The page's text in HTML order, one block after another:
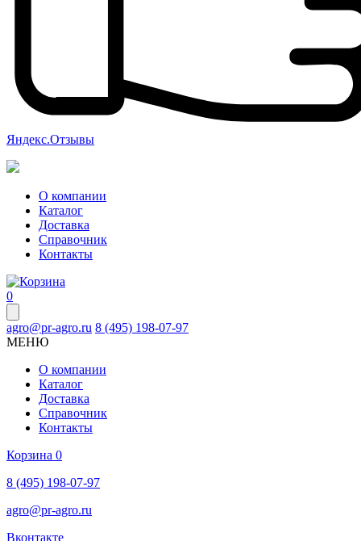
Яндекс.Отзывы
О компании
Каталог
Доставка
Справочник
Контакты
0
agro@pr-agro.ru 8 (495) 198-07-97
МЕНЮ
О компании
Каталог
Доставка
Справочник
Контакты
Корзина 0
8 (495) 198-07-97
agro@pr-agro.ru
Вконтакте